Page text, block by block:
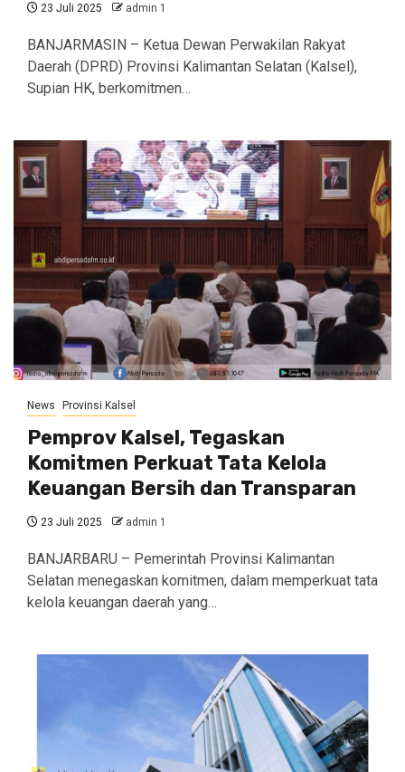
23 Juli 2025 admin 1
BANJARMASIN – Ketua Dewan Perwakilan Rakyat
Daerah (DPRD) Provinsi Kalimantan Selatan (Kalsel),
Supian HK, berkomitmen…
News Provinsi Kalsel
Pemprov Kalsel, Tegaskan
Komitmen Perkuat Tata Kelola
Keuangan Bersih dan Transparan
23 Juli 2025 admin 1
BANJARBARU – Pemerintah Provinsi Kalimantan
Selatan menegaskan komitmen, dalam memperkuat tata
kelola keuangan daerah yang…